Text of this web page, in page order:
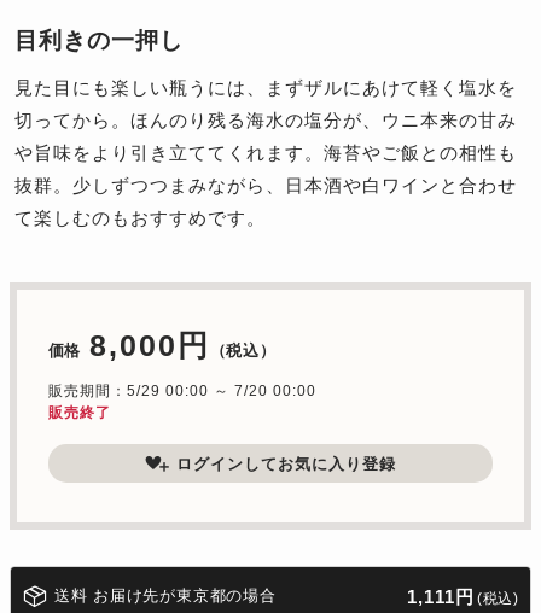
目利きの一押し
見た目にも楽しい瓶うには、まずザルにあけて軽く塩水を
切ってから。ほんのり残る海水の塩分が、ウニ本来の甘み
や旨味をより引き立ててくれます。海苔やご飯との相性も
抜群。少しずつつまみながら、日本酒や白ワインと合わせ
て楽しむのもおすすめです。
価格 8,000円 （税込）
販売期間：5/29 00:00 ～ 7/20 00:00
販売終了
ログインしてお気に入り登録
送料 お届け先が東京都の場合 1,111円 (税込)